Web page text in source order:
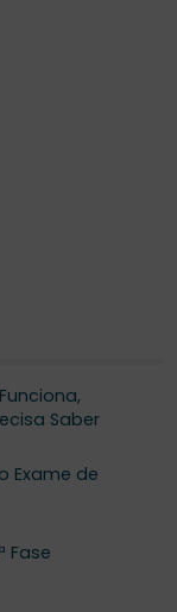
Saber
Exame de
Fase